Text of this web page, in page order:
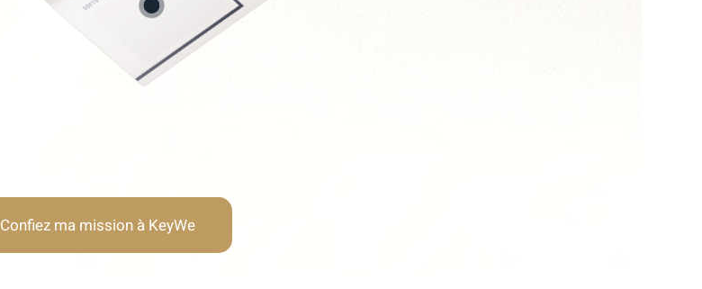
Fermeté et équité
Gestion des tensions et médiation
Discrétion et confidentialité
Confiez ma mission à KeyWe